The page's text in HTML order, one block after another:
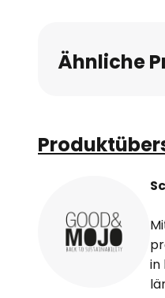
Bildgalerie
springen
Ähnliche
in